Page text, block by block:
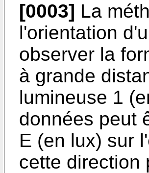
[0003] La
l'orientation
observer la
à grande
lumineuse 1
données peut
E (en lux) sur
cette direction